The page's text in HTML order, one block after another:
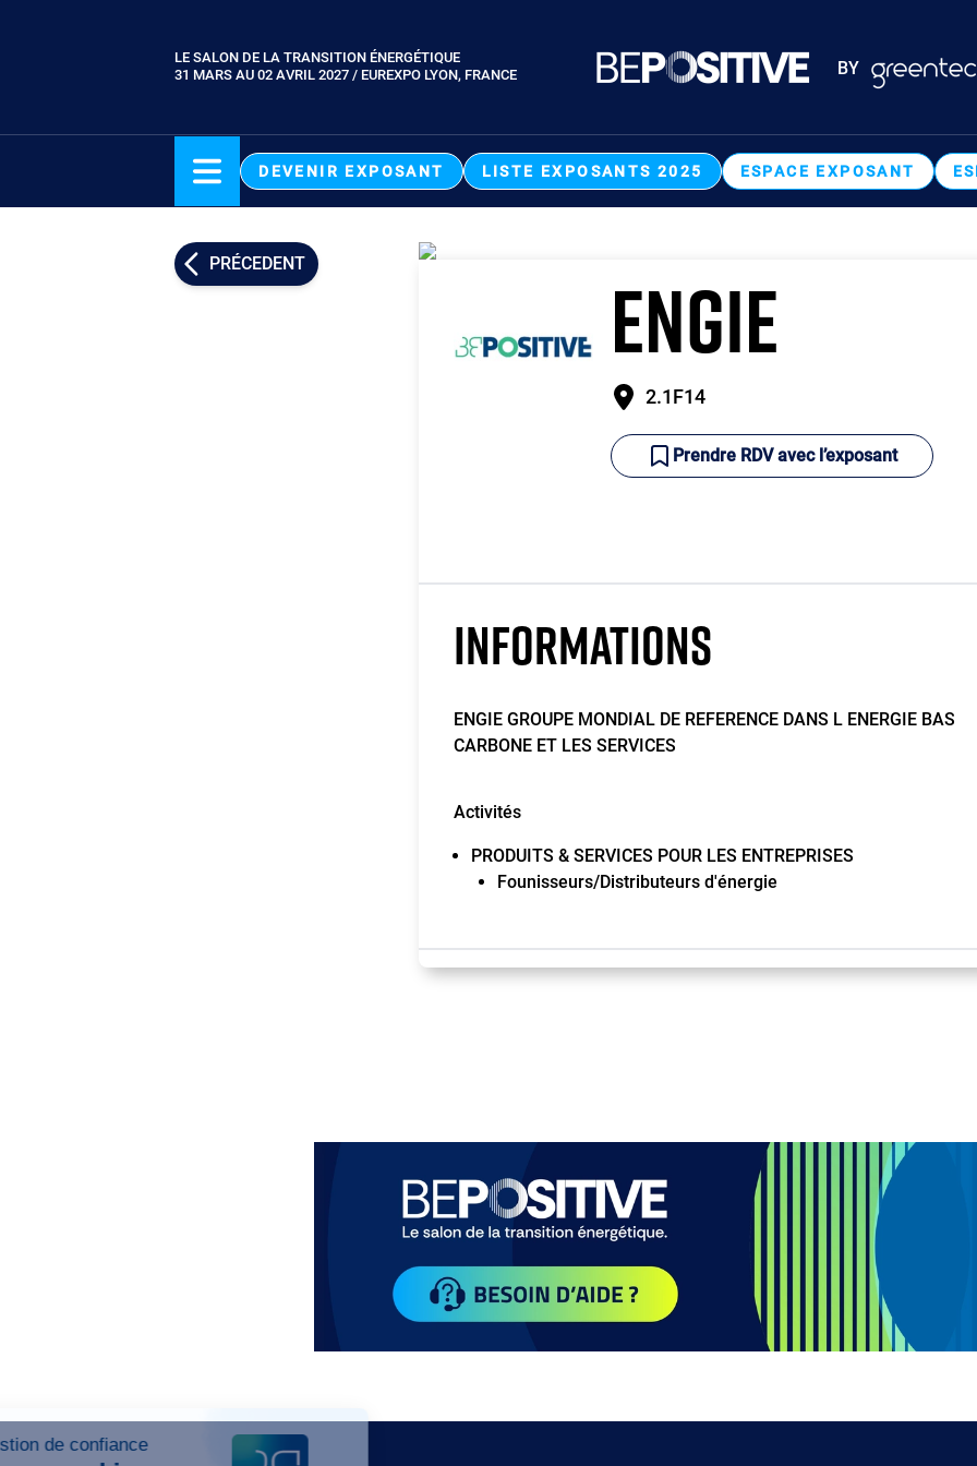
Paragraphes
LE SALON DE LA TRANSITION ÉNERGÉTIQUE
31 MARS AU 02 AVRIL 2027 / EUREXPO LYON, FRANCE
Paragraphes
BY
DEVENIR EXPOSANT LISTE EXPOSANTS 2025 ESPACE EXPOSANT
PRÉCEDENT ENGIE
2.1F14
Prendre RDV avec l’exposant
INFORMATIONS
ENGIE GROUPE MONDIAL DE REFERENCE DANS L ENERGIE BAS
CARBONE ET LES SERVICES
Activités
PRODUITS & SERVICES POUR LES ENTREPRISES
Founisseurs/Distributeurs d'énergie